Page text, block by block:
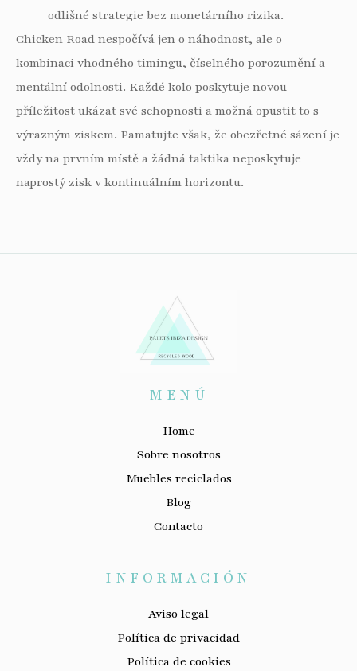
odlišné strategie bez monetárního rizika.
Chicken Road nespočívá jen o náhodnost, ale o
kombinaci vhodného timingu, číselného porozumění a
mentální odolnosti. Každé kolo poskytuje novou
příležitost ukázat své schopnosti a možná opustit to s
výrazným ziskem. Pamatujte však, že obezřetné sázení je
vždy na prvním místě a žádná taktika neposkytuje
naprostý zisk v kontinuálním horizontu.
MENÚ
Home
Sobre nosotros
Muebles reciclados
Blog
Contacto
INFORMACIÓN
Aviso legal
Política de privacidad
Política de cookies